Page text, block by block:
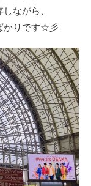
ながら、
かりです☆彡